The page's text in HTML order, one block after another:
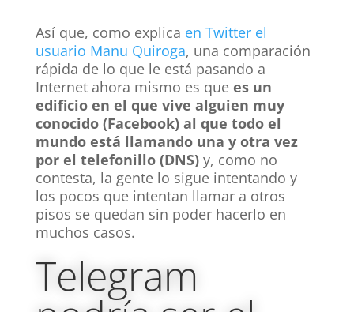
Así que, como explica en Twitter el
usuario Manu Quiroga, una comparación
rápida de lo que le está pasando a
Internet ahora mismo es que es un
edificio en el que vive alguien muy
conocido (Facebook) al que todo el
mundo está llamando una y otra vez
por el telefonillo (DNS) y, como no
contesta, la gente lo sigue intentando y
los pocos que intentan llamar a otros
pisos se quedan sin poder hacerlo en
muchos casos.
Telegram